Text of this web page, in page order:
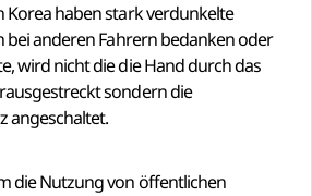
Korea haben stark verdunkelte
bei anderen Fahrern bedanken oder
wird nicht die die Hand durch das
sondern die
angeschaltet.
die Nutzung von öffentlichen